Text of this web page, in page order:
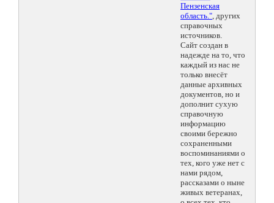
Пензенская
область.", других
справочных
источников.
Сайт создан в
надежде на то, что
каждый из нас не
только внесёт
данные архивных
документов, но и
дополнит сухую
справочную
информацию
своими бережно
сохраненными
воспоминаниями о
тех, кого уже нет с
нами рядом,
рассказами о ныне
живых ветеранах,